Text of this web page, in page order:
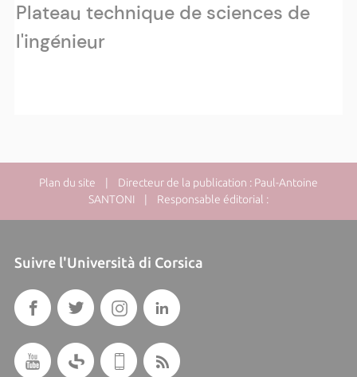
Plateau technique de sciences de
l'ingénieur
Plan du site | Directeur de la publication : Paul-Antoine
SANTONI | Responsable éditorial :
Suivre l'Università di Corsica